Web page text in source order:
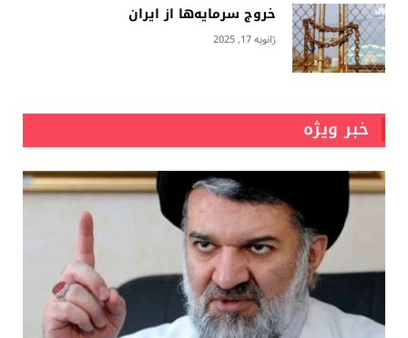
خروج سرمایه‌ها از ایران
ژانویه 17, 2025
خبر ویژه